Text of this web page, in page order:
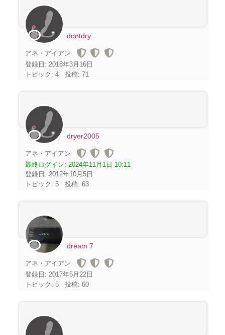
dontdry
アネ・アイアン
登録日: 2018年3月16日
トピック: 4
投稿: 71
dryer2005
アネ・アイアン
最終ログイン: 2024年11月1日 10:11
登録日: 2012年10月5日
トピック: 5
投稿: 63
dream 7
アネ・アイアン
登録日: 2017年5月22日
トピック: 5
投稿: 60